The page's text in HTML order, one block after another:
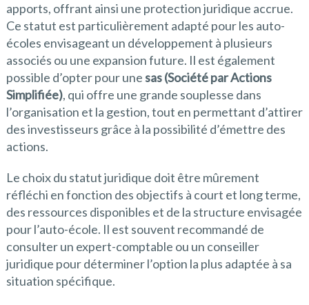
apports, offrant ainsi une protection juridique accrue.
Ce statut est particulièrement adapté pour les auto-
écoles envisageant un développement à plusieurs
associés ou une expansion future. Il est également
possible d’opter pour unesas (Société par Actions
Simplifiée), qui offre une grande souplesse dans
l’organisation et la gestion, tout en permettant d’attirer
des investisseurs grâce à la possibilité d’émettre des
actions.
Le choix du statut juridique doit être mûrement
réfléchi en fonction des objectifs à court et long terme,
des ressources disponibles et de la structure envisagée
pour l’auto-école. Il est souvent recommandé de
consulter un expert-comptable ou un conseiller
juridique pour déterminer l’option la plus adaptée à sa
situation spécifique.